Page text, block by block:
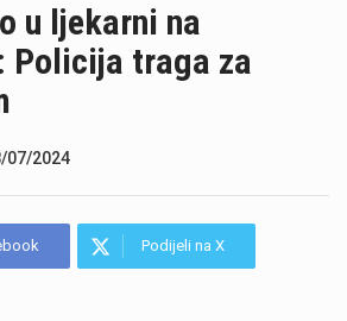
u ljekarni na
Policija traga za
07/2024
Podijeli na X